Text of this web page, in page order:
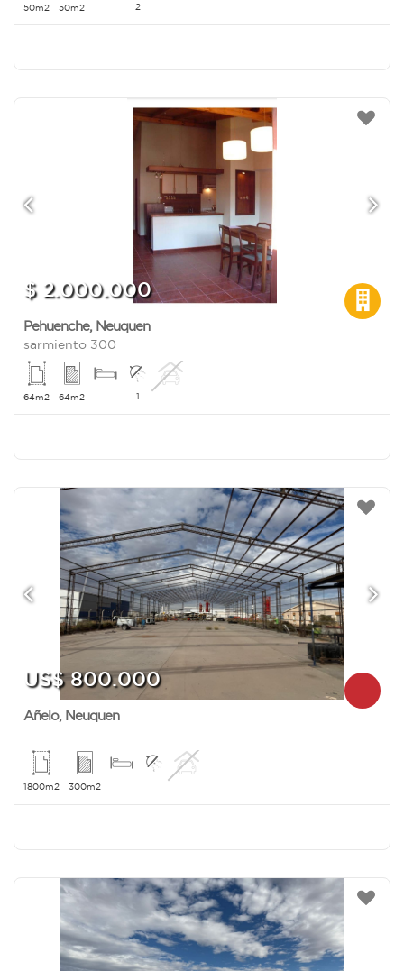
50m2 50m2 2
$ 2.000.000
Pehuenche, Neuquen
sarmiento 300
64m2 64m2 1
US$ 800.000
Añelo, Neuquen
1800m2 300m2